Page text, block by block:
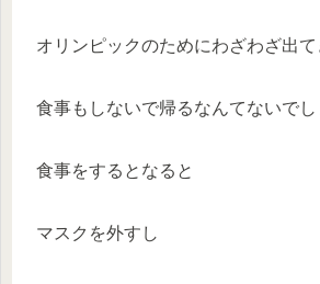
オリンピックのためにわざわざ出て
食事もしないで帰るなんてないでし
食事をするとなると
マスクを外すし